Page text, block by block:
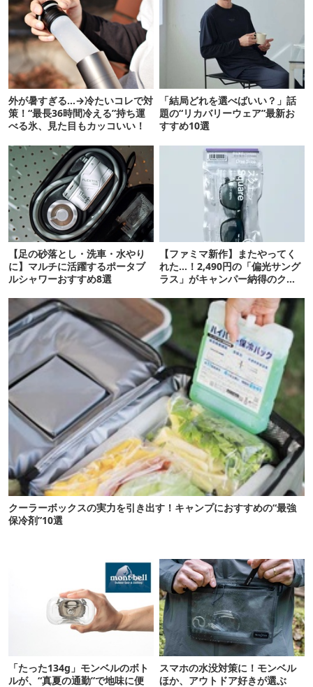
外が暑すぎる…→冷たいコレで対
策！“最長36時間冷える”持ち運
べる氷、見た目もカッコいい！
「結局どれを選べばいい？」話
題の“リカバリーウェア”最新お
すすめ10選
【足の砂落とし・洗車・水やり
に】マルチに活躍するポータブ
ルシャワーおすすめ8選
【ファミマ新作】またやってく
れた…！2,490円の「偏光サング
ラス」がキャンパー納得のクオ
クーラーボックスの実力を引き出す！キャンプにおすすめの“最強
保冷剤”10選
「たった134g」モンベルのボト
ルが、“真夏の通勤”で地味に便
スマホの水没対策に！モンベル
ほか、アウトドア好きが選ぶ